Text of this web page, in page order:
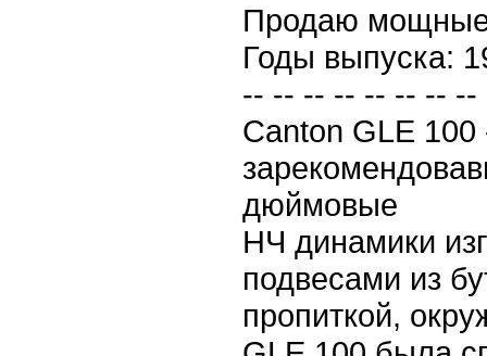
Продаю мощные
Годы выпуска:
-- -- -- -- -- -- --
Canton GLE 100
дюймовые
НЧ динамики
подвесами из
пропиткой,